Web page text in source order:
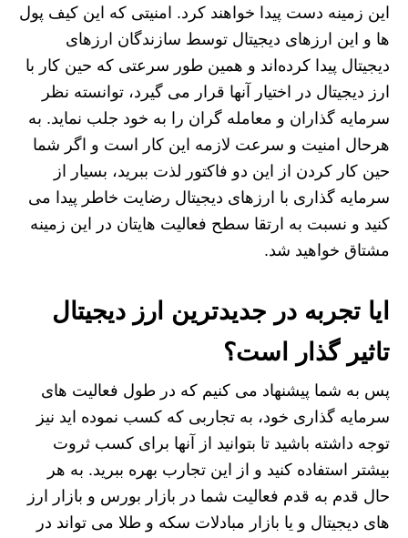
این زمینه دست پیدا خواهند کرد. امنیتی که این کیف پول
ها و این ارزهای دیجیتال توسط سازندگان ارزهای
دیجیتال پیدا کرده‌اند و همین طور سرعتی که حین کار با
ارز دیجیتال در اختیار آنها قرار می گیرد، توانسته نظر
سرمایه گذاران و معامله گران را به خود جلب نماید. به
هرحال امنیت و سرعت لازمه این کار است و اگر شما
حین کار کردن از این دو فاکتور لذت ببرید، بسیار از
سرمایه گذاری با ارزهای دیجیتال رضایت خاطر پیدا می
کنید و نسبت به ارتقا سطح فعالیت هایتان در این زمینه
مشتاق خواهید شد.
ایا تجربه در جدیدترین ارز دیجیتال
تاثیر گذار است؟
پس به شما پیشنهاد می کنیم که در طول فعالیت های
سرمایه‌ گذاری خود، به تجاربی که کسب نموده اید نیز
توجه داشته باشید تا بتوانید از آنها برای کسب ثروت
بیشتر استفاده کنید و از این تجارب بهره ببرید. به هر
حال قدم به قدم فعالیت شما در بازار بورس و بازار ارز
های دیجیتال و یا بازار مبادلات سکه و طلا می‌ تواند در